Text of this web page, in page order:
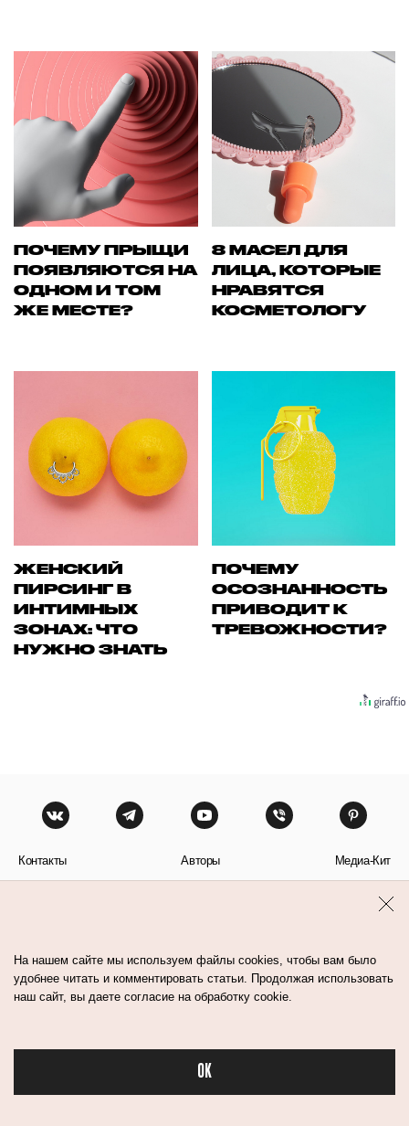
Бьюти в спорте
ПОЧЕМУ ПРЫЩИ
ПОЯВЛЯЮТСЯ НА
ОДНОМ И ТОМ
ЖЕ МЕСТЕ?
8 МАСЕЛ ДЛЯ
ЛИЦА, КОТОРЫЕ
НРАВЯТСЯ
КОСМЕТОЛОГУ
ЖЕНСКИЙ
ПИРСИНГ В
ИНТИМНЫХ
ЗОНАХ: ЧТО
НУЖНО ЗНАТЬ
ПОЧЕМУ
ОСОЗНАННОСТЬ
ПРИВОДИТ К
ТРЕВОЖНОСТИ?
Контакты Авторы Медиа-Кит
На нашем сайте мы используем файлы cookies, чтобы вам было
удобнее читать и комментировать статьи. Продолжая использовать
наш сайт, вы даете согласие на обработку cookie.
OK